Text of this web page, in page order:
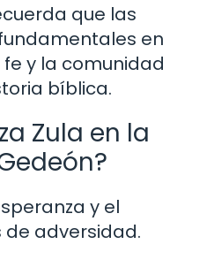
que las
en
y la comunidad
bíblica.
Zula en la
y el
adversidad.